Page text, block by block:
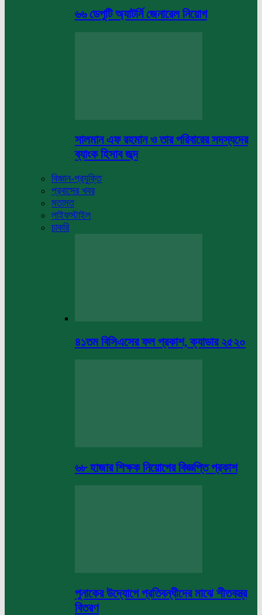
৬৬ ডেপুটি অ্যাটর্নি জেনারেল নিয়োগ
সালমান এফ রহমান ও তার পরিবারের সদস্যদের
ব্যাংক হিসাব জব্দ
বিজ্ঞান-প্রযুক্তি
প্রবাসের খবর
মতামত
লাইফস্টাইল
চাকরি
৪১তম বিসিএসের ফল প্রকাশ, ক্যাডার ২৫২০
৬৮ হাজার শিক্ষক নিয়োগের বিজ্ঞপ্তি প্রকাশ
পুনাকের উদ্যোগে প্রতিবন্ধীদের মাঝে শীতবস্ত্র
বিতরণ